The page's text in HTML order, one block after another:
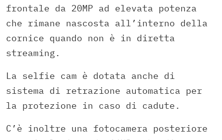
frontale da 20MP ad elevata potenza
che rimane nascosta all’interno della
cornice quando non è in diretta
streaming.
La selfie cam è dotata anche di
sistema di retrazione automatica per
la protezione in caso di cadute.
C’è inoltre una fotocamera posteriore